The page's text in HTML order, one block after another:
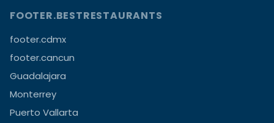
FOOTER.BESTRESTAURANTS
footer.cdmx
footer.cancun
Guadalajara
Monterrey
Puerto Vallarta